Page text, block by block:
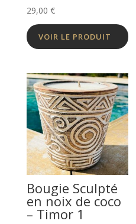
29,00 €
VOIR LE PRODUIT
Bougie Sculpté
en noix de coco
– Timor 1